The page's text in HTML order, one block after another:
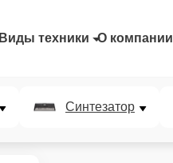
Виды техники О компании
Синтезатор